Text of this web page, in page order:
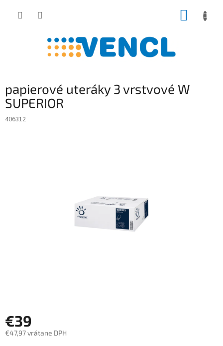
papierové uteráky 3 vrstvové W
SUPERIOR
406312
€39
€47,97 vrátane DPH